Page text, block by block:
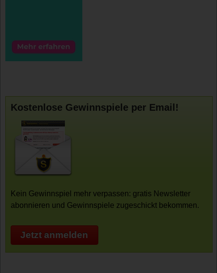
Kostenlose Gewinnspiele per Email!
Kein Gewinnspiel mehr verpassen: gratis Newsletter
abonnieren und Gewinnspiele zugeschickt bekommen.
Jetzt anmelden